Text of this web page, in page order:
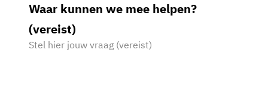
Waar kunnen we mee helpen?
(vereist)